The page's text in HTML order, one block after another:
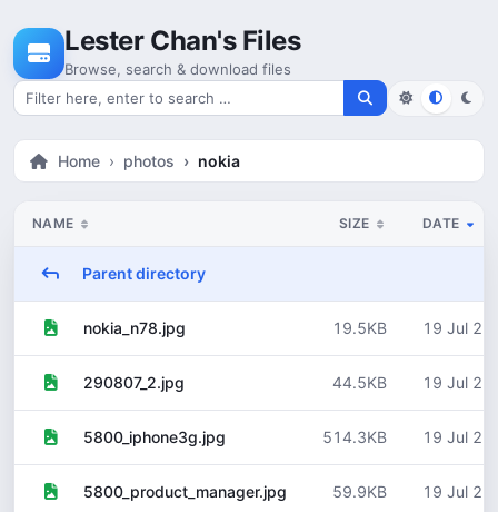
Lester Chan's Files
Browse, search & download files
Search for files
Home photos nokia
NAME SIZE DATE
Parent directory
nokia_n78.jpg 19.5KB 19 Jul
290807_2.jpg 44.5KB 19 Jul
5800_iphone3g.jpg 514.3KB 19 Jul
5800_product_manager.jpg 59.9KB 19 Jul